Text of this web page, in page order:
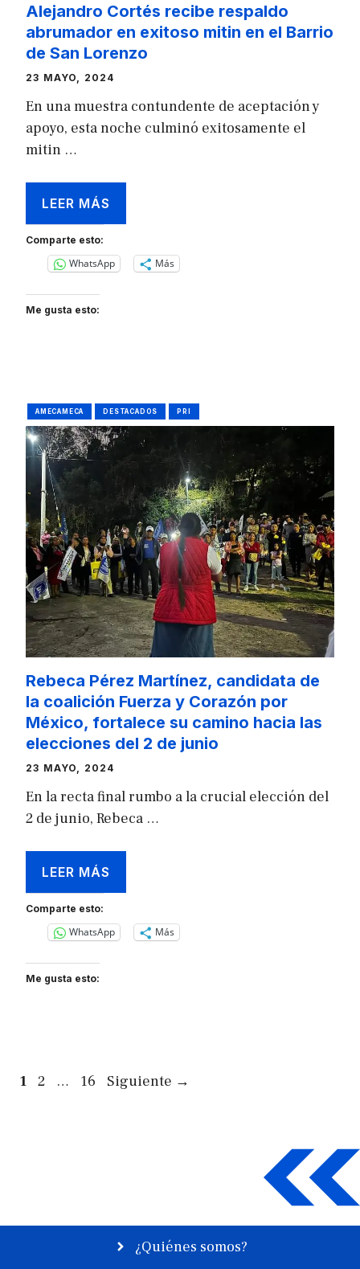
Alejandro Cortés recibe respaldo
abrumador en exitoso mitin en el Barrio
de San Lorenzo
23 MAYO, 2024
En una muestra contundente de aceptación y
apoyo, esta noche culminó exitosamente el
mitin …
LEER MÁS
Comparte esto:
WhatsApp Más
Me gusta esto:
AMECAMECA DESTACADOS PRI
Rebeca Pérez Martínez, candidata de
la coalición Fuerza y Corazón por
México, fortalece su camino hacia las
elecciones del 2 de junio
23 MAYO, 2024
En la recta final rumbo a la crucial elección del
2 de junio, Rebeca …
LEER MÁS
Comparte esto:
WhatsApp Más
Me gusta esto:
Página
1 Página
2 … Página
16 Siguiente →
¿Quiénes somos?